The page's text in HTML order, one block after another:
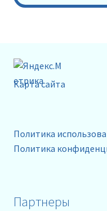
Карта сайта
Политика
Политика
Партнеры